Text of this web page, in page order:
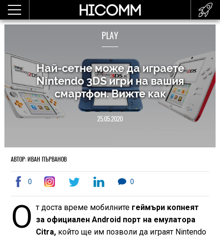
PLAY
Най-сетне може да играете
Nintendo 3DS игри на вашия
смартфон. Вижте как
25.05.2020
АВТОР: ИВАН ПЪРВАНОВ
0 0
О т доста време мобилните геймъри копнеят
за официален Android порт на емулатора
Citra, който ще им позволи да играят Nintendo